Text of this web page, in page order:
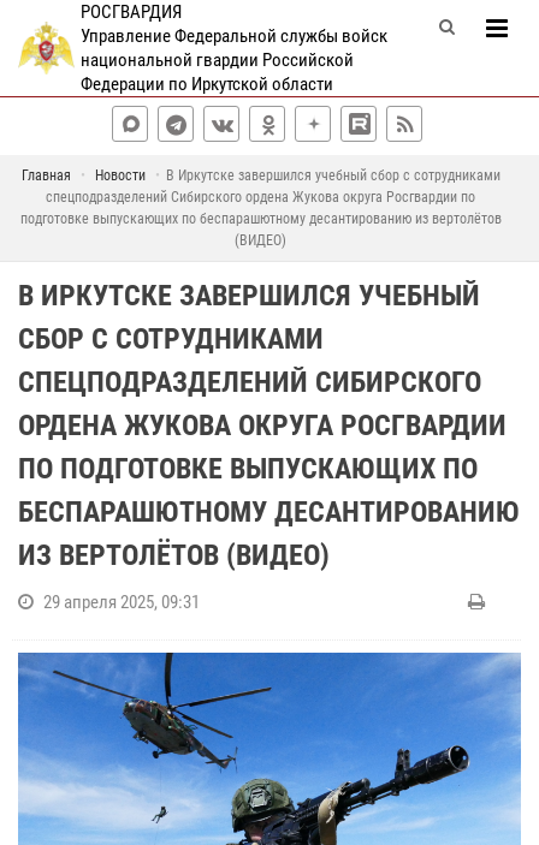
РОСГВАРДИЯ
Управление Федеральной службы войск
национальной гвардии Российской
Федерации по Иркутской области
Главная Новости
В Иркутске завершился учебный сбор с сотрудниками
спецподразделений Сибирского ордена Жукова округа Росгвардии по
подготовке выпускающих по беспарашютному десантированию из вертолётов
(ВИДЕО)
В ИРКУТСКЕ ЗАВЕРШИЛСЯ УЧЕБНЫЙ
СБОР С СОТРУДНИКАМИ
СПЕЦПОДРАЗДЕЛЕНИЙ СИБИРСКОГО
ОРДЕНА ЖУКОВА ОКРУГА РОСГВАРДИИ
ПО ПОДГОТОВКЕ ВЫПУСКАЮЩИХ ПО
БЕСПАРАШЮТНОМУ ДЕСАНТИРОВАНИЮ
ИЗ ВЕРТОЛЁТОВ (ВИДЕО)
29 апреля 2025, 09:31